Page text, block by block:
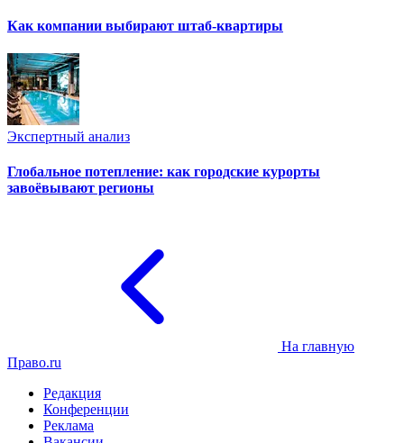
Как компании выбирают штаб-квартиры
Экспертный анализ
Глобальное потепление: как городские курорты
завоёвывают регионы
На главную
Право.ru
Редакция
Конференции
Реклама